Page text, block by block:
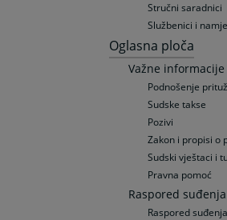
Stručni saradnici
Službenici i
Oglasna ploča
Važne informacije
Podnošenje
Sudske takse
Pozivi
Zakon i propisi o
Sudski vještaci i
Pravna pomoć
Raspored suđenja
Raspored suđenja